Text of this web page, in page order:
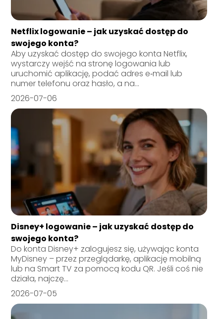
Netflix logowanie – jak uzyskać dostęp do
swojego konta?
Aby uzyskać dostęp do swojego konta Netflix,
wystarczy wejść na stronę logowania lub
uruchomić aplikację, podać adres e‑mail lub
numer telefonu oraz hasło, a na...
2026-07-06
Disney+ logowanie – jak uzyskać dostęp do
swojego konta?
Do konta Disney+ zalogujesz się, używając konta
MyDisney – przez przeglądarkę, aplikację mobilną
lub na Smart TV za pomocą kodu QR. Jeśli coś nie
działa, najczę...
2026-07-05